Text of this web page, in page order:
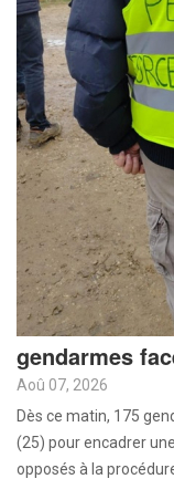
gendarmes
Aoû 07, 2026
Dès ce matin, 175
(25) pour encadrer
opposés à la